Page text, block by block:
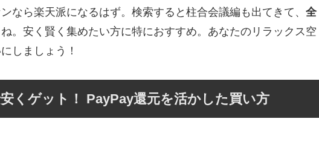
なら楽天派になるはず。検索すると柱合会議編も出てきて、 全
。安く賢く集めたい方に特におすすめ。あなたのリラックス空
しましょう！
くゲット！ PayPay還元を活かした買い方